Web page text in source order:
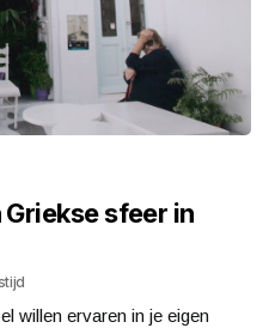
sfeer in
willen ervaren in je eigen